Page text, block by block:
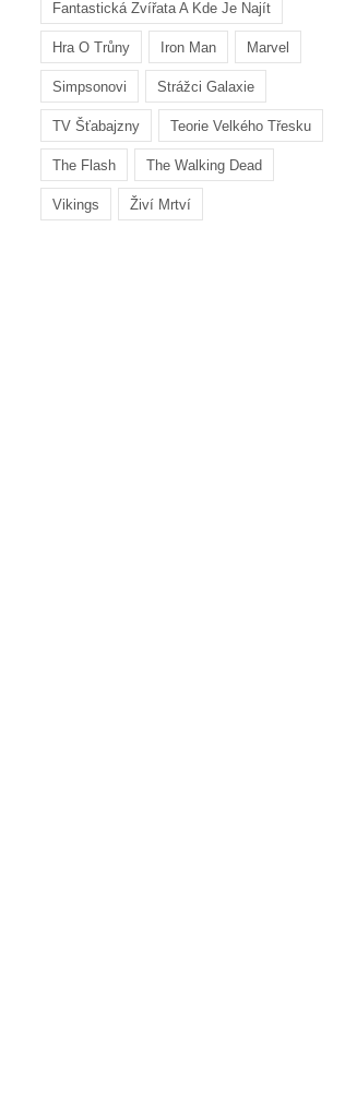
Fantastická Zvířata A Kde Je Najít
Hra O Trůny Iron Man Marvel
Simpsonovi Strážci Galaxie
TV Šťabajzny Teorie Velkého Třesku
The Flash The Walking Dead
Vikings Živí Mrtví